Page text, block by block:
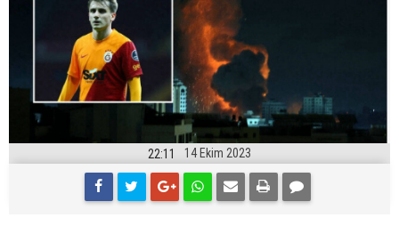
22:11 14 Ekim 2023